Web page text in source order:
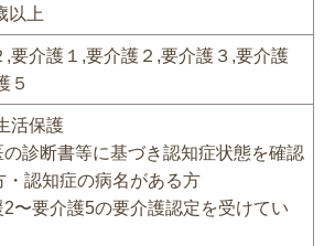
以上
,要介護１,要介護２,要介護３,要介護
５
活保護
の診断書等に基づき認知症状態を確認
・認知症の病名がある方
2〜要介護5の要介護認定を受けてい